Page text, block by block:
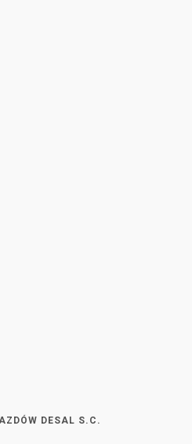
DESAL S.C.